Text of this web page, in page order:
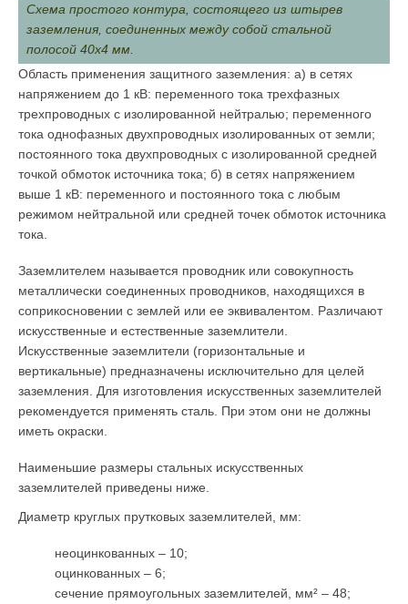
Схема простого контура, состоящего из штырев
заземления, соединенных между собой стальной
полосой 40х4 мм.
Область применения защитного заземления: а) в сетях
напряжением до 1 кВ: переменного тока трехфазных
трехпроводных с изолированной нейтралью; переменного
тока однофазных двухпроводных изолированных от земли;
постоянного тока двухпроводных с изолированной средней
точкой обмоток источника тока; б) в сетях напряжением
выше 1 кВ: переменного и постоянного тока с любым
режимом нейтральной или средней точек обмоток источника
тока.
Заземлителем называется проводник или совокупность
металлически соединенных проводников, находящихся в
соприкосновении с землей или ее эквивалентом. Различают
искусственные и естественные заземлители.
Искусственные эаземлители (горизонтальные и
вертикальные) предназначены исключительно для целей
заземления. Для изготовления искусственных заземлителей
рекомендуется применять сталь. При этом они не должны
иметь окраски.
Наименьшие размеры стальных искусственных
заземлителей приведены ниже.
Диаметр круглых прутковых заземлителей, мм:
неоцинкованных – 10;
оцинкованных – 6;
сечение прямоугольных заземлителей, мм² – 48;